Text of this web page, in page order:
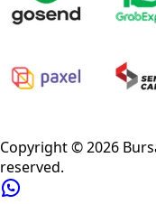
Copyright ©2026
reserved.